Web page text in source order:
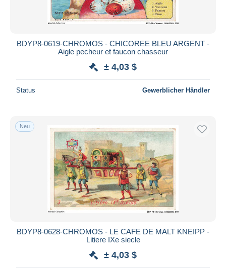
BDYP8-0619-CHROMOS - CHICOREE BLEU ARGENT -
Aigle pecheur et faucon chasseur
± 4,03 $
Status Gewerblicher Händler
Neu
BDYP8-0628-CHROMOS - LE CAFE DE MALT KNEIPP -
Litiere IXe siecle
± 4,03 $